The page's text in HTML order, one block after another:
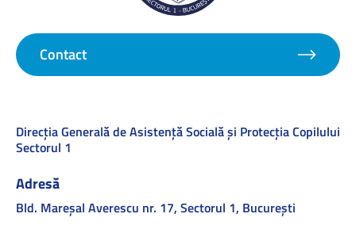
Contact
Direcţia Generală de Asistenţă Socială şi Protecţia Copilului
Sectorul 1
Adresă
Bld. Mareşal Averescu nr. 17, Sectorul 1, Bucureşti